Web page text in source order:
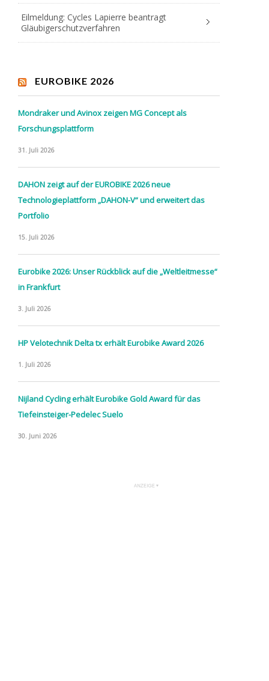
Eilmeldung: Cycles Lapierre beantragt
Gläubigerschutzverfahren
EUROBIKE 2026
Mondraker und Avinox zeigen MG Concept als
Forschungsplattform
31. Juli 2026
DAHON zeigt auf der EUROBIKE 2026 neue
Technologieplattform „DAHON-V“ und erweitert das
Portfolio
15. Juli 2026
Eurobike 2026: Unser Rückblick auf die „Weltleitmesse“
in Frankfurt
3. Juli 2026
HP Velotechnik Delta tx erhält Eurobike Award 2026
1. Juli 2026
Nijland Cycling erhält Eurobike Gold Award für das
Tiefeinsteiger-Pedelec Suelo
30. Juni 2026